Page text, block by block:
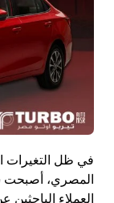
في ظل التغيرات
العملاء الباحثين